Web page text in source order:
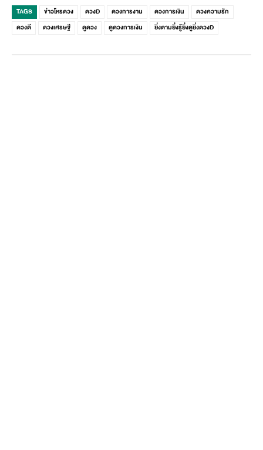
TAGS ข่าวโหรดวง ดวงD ดวงการงาน ดวงการเงิน
ดวงความรัก
ดวงดี
ดวงเศรษฐี ดูดวง ดูดวงการเงิน ยิ่งตามยิ่งรู้ยิ่งดูยิ่งดวงD